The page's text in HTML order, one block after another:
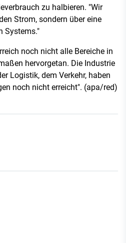
zu halbieren. "Wir
Strom, sondern über eine
Systems."
noch nicht alle Bereiche in
hervorgetan. Die Industrie
Logistik, dem Verkehr, haben
noch nicht erreicht". (apa/red)